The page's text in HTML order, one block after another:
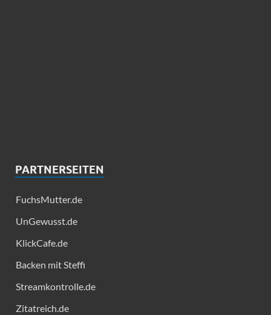
PARTNERSEITEN
FuchsMutter.de
UnGewusst.de
KlickCafe.de
Backen mit Steffi
Streamkontrolle.de
Zitatreich.de